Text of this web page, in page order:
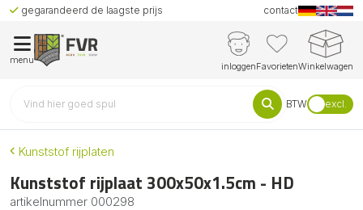
gegarandeerd de laagste prijs contact
menu
inloggenFavorietenWinkelwagen
BTW excl.
Kunststof rijplaten
Kunststof rijplaat 300x50x1.5cm - HD
artikelnummer 000298